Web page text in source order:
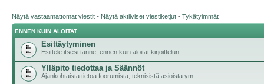
Näytä vastaamattomat viestit • Näytä aktiiviset viestiketjut • Tykätyimmät
ENNEN KUIN ALOITAT...
Esittäytyminen
Esittele itsesi tänne, ennen kuin aloitat kirjoittelun.
Ylläpito tiedottaa ja Säännöt
Ajankohtaista tietoa foorumista, teknisistä asioista ym.